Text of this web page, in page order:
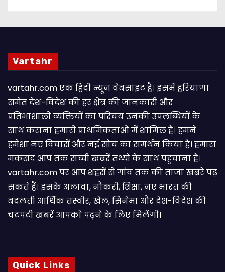
Vartahr
vartahr.com एक हिंदी न्यूज वेबसाइट है। इसमें हरियाणा
समेत देश-विदेश की हर क्षेत्र की जानकारी और
प्रतिभाशाली व्यक्तियों का परिचय उनकी उपलब्धियों के
साथ कराना हमारी प्राथमिकताओं में शामिल है। हमने
हमेशा नए विचारों और नई सोच का समर्थन किया है। हमारा
मकसद आप तक सच्ची खबरें तथ्यों के साथ पहुंचाना है।
vartahr.com पर आप शहरों से गांव तक की ताजा खबरें पढ़
सकते हैं। इसके अलावा, नौकरी, शिक्षा, नए भारत की
बदलती आर्थिक तस्वीर, खेल, सिनेमा और देश-विदेश की
चटपटी खबरें आपकाे पढ़ने के लिए मिलेंगी।
Quick Links